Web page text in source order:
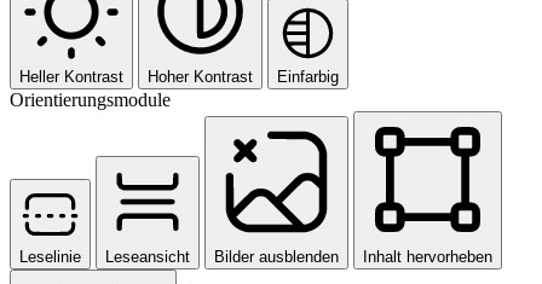
Heller Kontrast Hoher Kontrast Einfarbig
Orientierungsmodule
Leselinie Leseansicht Bilder ausblenden Inhalt hervorheben